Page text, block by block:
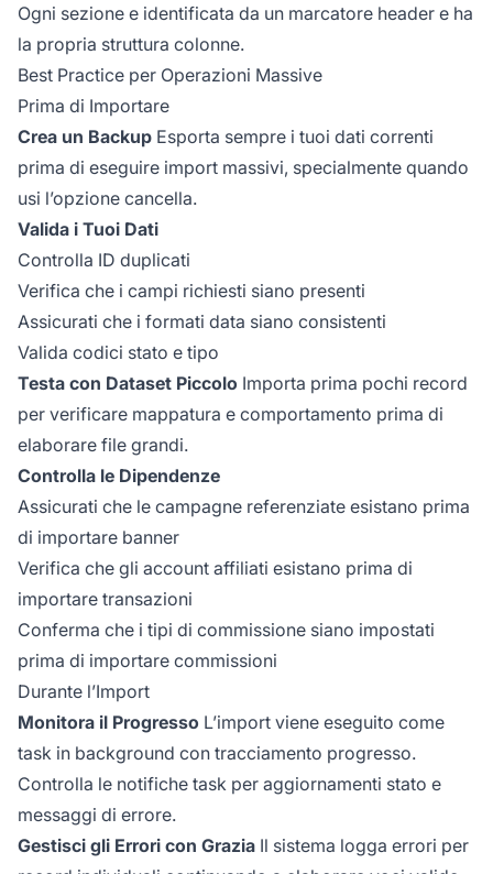
Ogni sezione e identificata da un marcatore header e ha
la propria struttura colonne.
Best Practice per Operazioni Massive
Prima di Importare
Crea un Backup Esporta sempre i tuoi dati correnti
prima di eseguire import massivi, specialmente quando
usi l’opzione cancella.
Valida i Tuoi Dati
Controlla ID duplicati
Verifica che i campi richiesti siano presenti
Assicurati che i formati data siano consistenti
Valida codici stato e tipo
Testa con Dataset Piccolo Importa prima pochi record
per verificare mappatura e comportamento prima di
elaborare file grandi.
Controlla le Dipendenze
Assicurati che le campagne referenziate esistano prima
di importare banner
Verifica che gli account affiliati esistano prima di
importare transazioni
Conferma che i tipi di commissione siano impostati
prima di importare commissioni
Durante l’Import
Monitora il Progresso L’import viene eseguito come
task in background con tracciamento progresso.
Controlla le notifiche task per aggiornamenti stato e
messaggi di errore.
Gestisci gli Errori con Grazia Il sistema logga errori per